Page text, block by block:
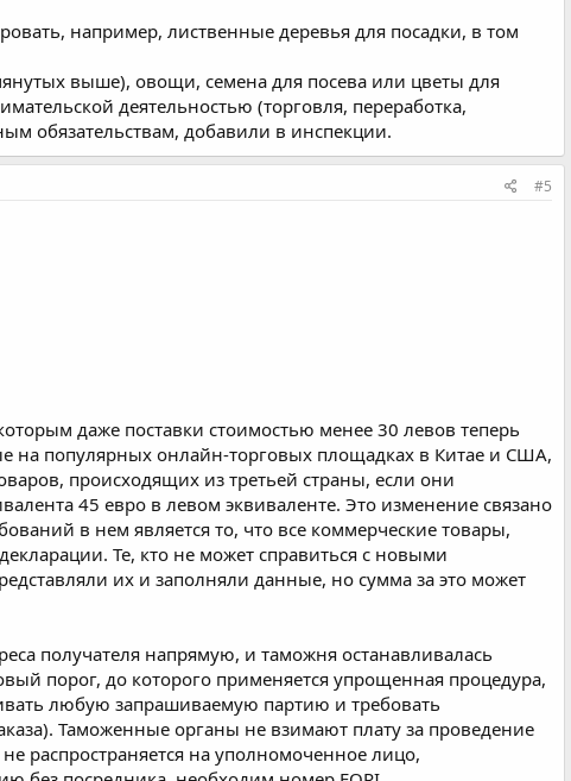
например, лиственные деревья для посадки, в том
выше), овощи, семена для посева или цветы для
деятельностью (торговля, переработка,
обязательствам, добавили в инспекции.
#5
даже поставки стоимостью менее 30 левов теперь
на популярных онлайн-торговых площадках в Китае и США,
происходящих из третьей страны, если они
45 евро в левом эквиваленте. Это изменение связано
в нем является то, что все коммерческие товары,
Те, кто не может справиться с новыми
их и заполняли данные, но сумма за это может
получателя напрямую, и таможня останавливалась
порог, до которого применяется упрощенная процедура,
любую запрашиваемую партию и требовать
Таможенные органы не взимают плату за проведение
распространяется на уполномоченное лицо,